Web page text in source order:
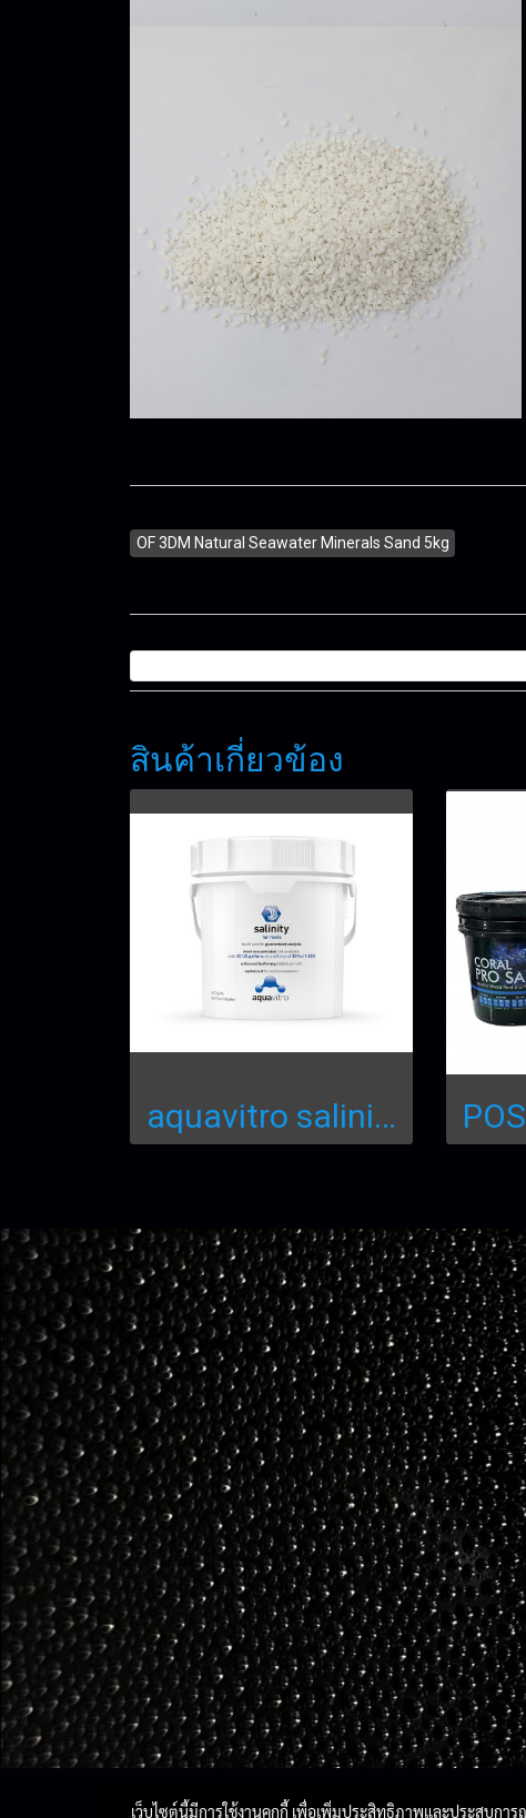
OF 3DM Natural Seawater Minerals Sand 5kg
สินค้าเกี่ยวข้อง
aquavitro salinity salt 2.72kg.
เว็บไซต์นี้มีการใช้งานคุกกี้ เพื่อเพิ่มประสิทธิภาพและประสบกา